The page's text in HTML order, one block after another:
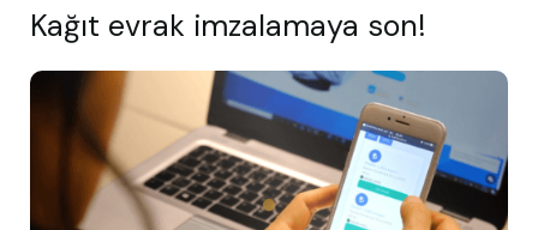
Kağıt evrak imzalamaya son!